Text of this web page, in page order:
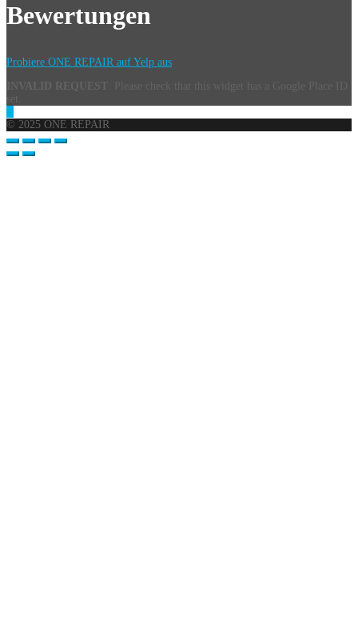
Bewertungen
Probiere ONE REPAIR auf Yelp aus
INVALID REQUEST
© 2025 ONE REPAIR